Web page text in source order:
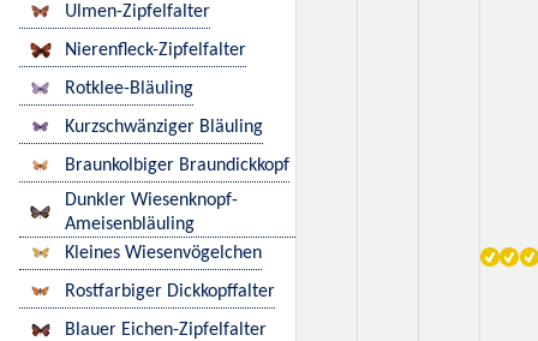
Ulmen-Zipfelfalter
Nierenfleck-Zipfelfalter
Rotklee-Bläuling
Kurzschwänziger Bläuling
Braunkolbiger Braundickkopf
Dunkler Wiesenknopf-
Ameisenbläuling
Kleines Wiesenvögelchen
Rostfarbiger Dickkopffalter
Blauer Eichen-Zipfelfalter